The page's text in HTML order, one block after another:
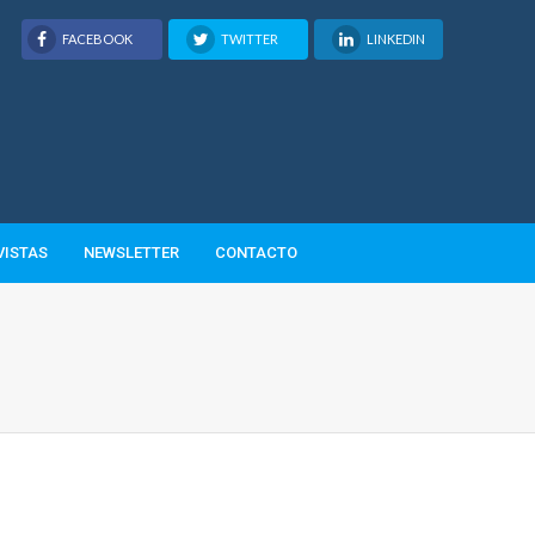
FACEBOOK TWITTER LINKEDIN
NEWSLETTER CONTACTO